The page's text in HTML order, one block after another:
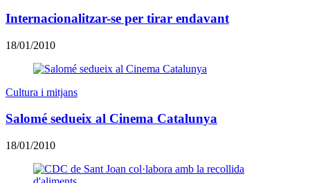
Internacionalitzar-se per tirar endavant
18/01/2010
Cultura i mitjans
Salomé sedueix al Cinema Catalunya
18/01/2010